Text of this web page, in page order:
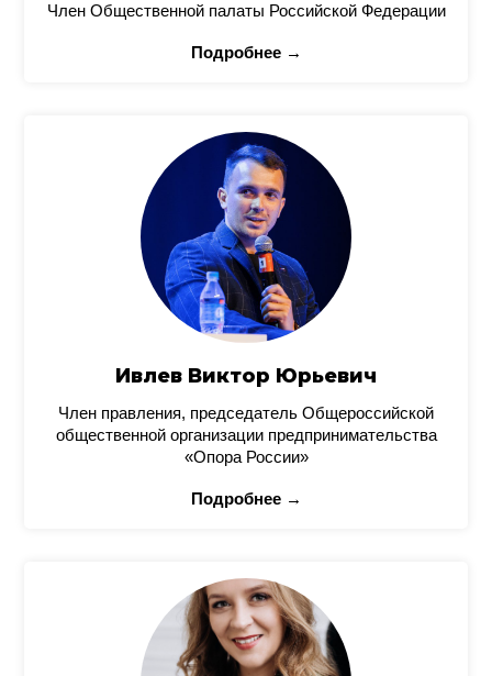
Член Общественной палаты Российской Федерации
Подробнее →
Ивлев Виктор Юрьевич
Член правления, председатель Общероссийской
общественной организации предпринимательства
«Опора России»
Подробнее →